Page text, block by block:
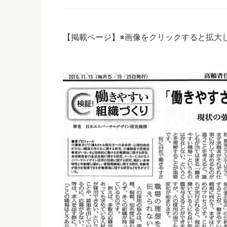
【掲載ページ】※画像をクリックすると拡大